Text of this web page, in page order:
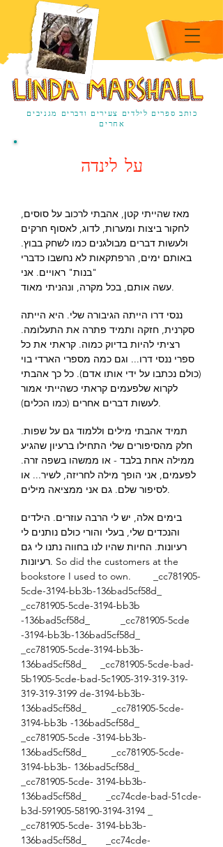
Linda Marshall
מחברת הספר לינדה מרשל
Children's
כותב ספרים לילדים צעירים ודברים מגניבים
אחרים
על לינדה
מאז שהייתי קטן, אהבתי לרכוב על סוסים,
לחקור ביצות ומערות, לדוג, לאסוף חרקים
ולעשות דברים מבולגנים כמו לשחק בבוץ.
באותם ימים, הרפתקאות לא נחשבו כדברי
"בנות" ראויים. אני
עשה אותם, בכל מקרה, ונהניתי מאוד.
ננסי דרו הייתה הגיבורה שלי. היא הייתה
סקרנית, חזקה ותמיד פתרה את התעלומה.
רציתי להיות בדיוק כמוה. קראתי את כל
ספרי ננסי דרו... וגם כמה מספרי הארדי בוי
(כולם נכתבו על ידי אותו אדם). כל כך אהבתי
לקרוא שלפעמים קראתי כשהייתי אמור
לעשות דברים אחרים (כמו הכלים).
תמיד אהבתי מילים וללמוד גם על שפות.
חלק מהסיפורים שלי התחילו ברעיון שהגיע
ממילה אחת בלבד - או ממשהו בשפה זרה.
לפעמים, אני הופך מילה לחריזה, לשיר... או
לסיפור שלם. גם אני ממציאה מילים.
בימים אלה, יש לי הרבה עוזרים. הילדים
והנכדים שלי, בעלי והורי כולם נותנים לי
רעיונות. החיות שהיו לנו בחווה נתנו לי גם
רעיונות. So did the customers at the
bookstore I used to own. _cc781905-
5cde-3194-bb3b-136bad5cf58d_
_cc781905-5cde-3194-bb3b
-136bad5cf58d_ _cc781905-5cde
-3194-bb3b-136bad5cf58d_
_cc781905-5cde-3194-bb3b-
136bad5cf58d_ _cc781905-5cde-bad-
5b1905-5cde-bad-5c1905-319-319-319-
319-319-3199 de-3194-bb3b-
136bad5cf58d_ _cc781905-5cde-
3194-bb3b -136bad5cf58d_
_cc781905-5cde -3194-bb3b-
136bad5cf58d_ _cc781905-5cde-
3194-bb3b- 136bad5cf58d_
_cc781905-5cde- 3194-bb3b-
136bad5cf58d_ _cc74cde-bad-51cde-
b3d-591905-58190-3194-3194 _
_cc781905-5cde- 3194-bb3b-
136bad5cf58d_ _cc74cde-